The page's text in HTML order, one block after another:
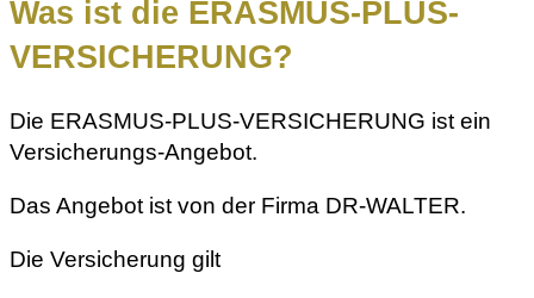
Was ist die ERASMUS-PLUS-
VERSICHERUNG?
Die ERASMUS-PLUS-VERSICHERUNG ist ein
Versicherungs-Angebot.
Das Angebot ist von der Firma DR-WALTER.
Die Versicherung gilt